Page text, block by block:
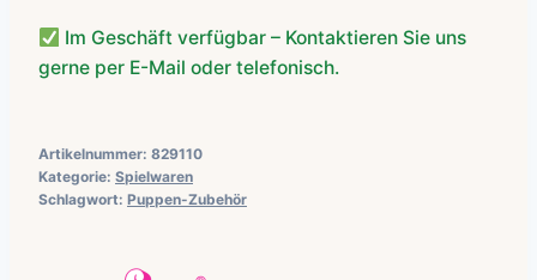
Im Geschäft verfügbar – Kontaktieren Sie uns
gerne per E-Mail oder telefonisch.
Artikelnummer: 829110
Kategorie: Spielwaren
Schlagwort: Puppen-Zubehör